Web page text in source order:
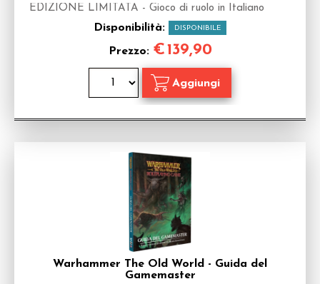
EDIZIONE LIMITATA - Gioco di ruolo in Italiano
Disponibilità: DISPONIBILE
Prezzo: €139,90
Warhammer The Old World - Guida del
Gamemaster